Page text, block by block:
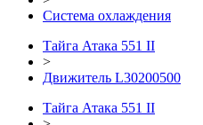
Система охлаждения
Тайга Атака 551 II
>
Движитель L30200500
Тайга Атака 551 II